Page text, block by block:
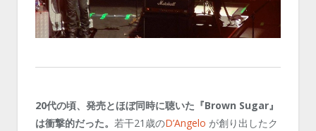
20代の頃、発売とほぼ同時に聴いた『Brown Sugar』
は衝撃的だった。 若干21歳のD’Angelo が創り出したク